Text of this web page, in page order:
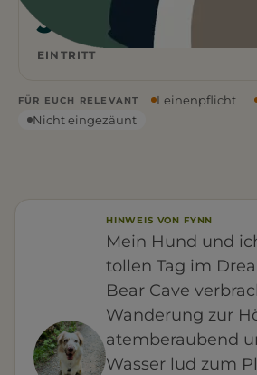
Ja
EINTRITT
FÜR EUCH RELEVANT Leinenpflicht
Nicht eingezäunt
HINWEIS VON FYNN
Mein Hund und
tollen Tag im
Bear Cave
Wanderung zur
atemberaubend
Wasser lud zum